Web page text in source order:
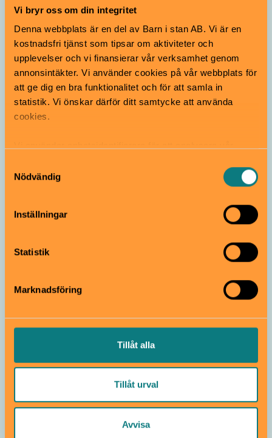
Vi bryr oss om din integritet
Denna webbplats är en del av Barn i stan AB. Vi är en
kostnadsfri tjänst som tipsar om aktiviteter och
upplevelser och vi finansierar vår verksamhet genom
annonsintäkter. Vi använder cookies på vår webbplats för
att ge dig en bra funktionalitet och för att samla in
statistik. Vi önskar därför ditt samtycke att använda
cookies.
samt tillhandahålla funktioner för sociala medier. Vi
vidarebefordrar även sådana identifierare och annan
information från din enhet till de sociala medier och
annons- och analysföretag som vi samarbetar med.
information som du har tillhandahållit eller som de har
Nödvändig
Inställningar
Statistik
Marknadsföring
Tillåt alla
Tillåt urval
Avvisa
Kul läsning
Barn i stan följer
med Natursnokarna
till skogen
Du kanske också är nyfiken på
Samarbete